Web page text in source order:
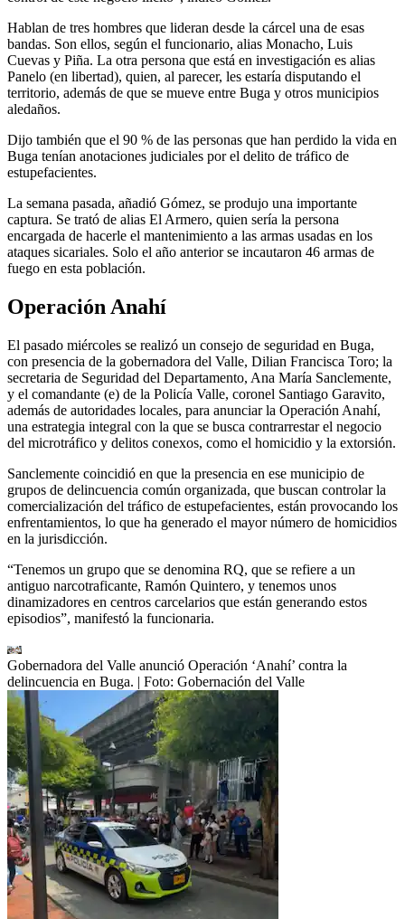
Hablan de tres hombres que lideran desde la cárcel una de esas
bandas. Son ellos, según el funcionario, alias Monacho, Luis
Cuevas y Piña. La otra persona que está en investigación es alias
Panelo (en libertad), quien, al parecer, les estaría disputando el
territorio, además de que se mueve entre Buga y otros municipios
aledaños.
Dijo también que el 90 % de las personas que han perdido la vida en
Buga tenían anotaciones judiciales por el delito de tráfico de
estupefacientes.
La semana pasada, añadió Gómez, se produjo una importante
captura. Se trató de alias El Armero, quien sería la persona
encargada de hacerle el mantenimiento a las armas usadas en los
ataques sicariales. Solo el año anterior se incautaron 46 armas de
fuego en esta población.
Operación Anahí
El pasado miércoles se realizó un consejo de seguridad en Buga,
con presencia de la gobernadora del Valle, Dilian Francisca Toro; la
secretaria de Seguridad del Departamento, Ana María Sanclemente,
y el comandante (e) de la Policía Valle, coronel Santiago Garavito,
además de autoridades locales, para anunciar la Operación Anahí,
una estrategia integral con la que se busca contrarrestar el negocio
del microtráfico y delitos conexos, como el homicidio y la extorsión.
Sanclemente coincidió en que la presencia en ese municipio de
grupos de delincuencia común organizada, que buscan controlar la
comercialización del tráfico de estupefacientes, están provocando los
enfrentamientos, lo que ha generado el mayor número de homicidios
en la jurisdicción.
“Tenemos un grupo que se denomina RQ, que se refiere a un
antiguo narcotraficante, Ramón Quintero, y tenemos unos
dinamizadores en centros carcelarios que están generando estos
episodios”, manifestó la funcionaria.
Gobernadora del Valle anunció Operación ‘Anahí’ contra la
delincuencia en Buga. | Foto: Gobernación del Valle